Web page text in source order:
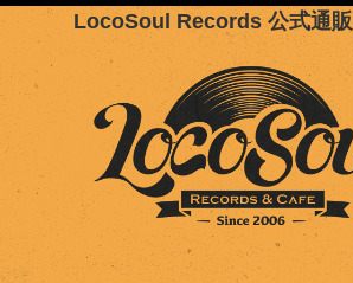
LocoSoul Records 公式通販